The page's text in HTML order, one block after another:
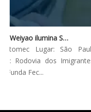
Automec 2023: Weiyao ilumina São Paulo Expo
Lugar: São Paulo
Rodovia dos Imigrantes,
Fec...